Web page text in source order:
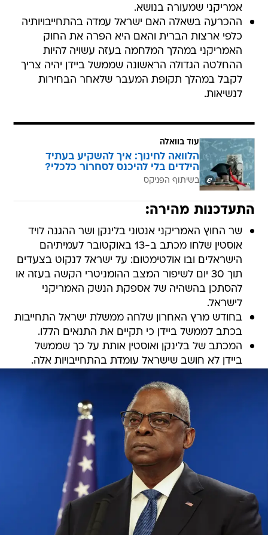
אמריקני שמעורה בנושא.
ההכרעה בשאלה האם ישראל עמדה בהתחייבויותיה
כלפי ארצות הברית והאם היא הפרה את החוק
האמריקני במהלך המלחמה בעזה עשויה להיות
ההחלטה הגדולה הראשונה שממשל ביידן יהיה צריך
לקבל במהלך תקופת המעבר שלאחר הבחירות
לנשיאות.
עוד בוואלה
הלוואה לחינוך: איך להשקיע בעתיד
הילדים בלי להיכנס לסחרור כלכלי?
בשיתוף הפניקס
התעדכנות מהירה:
שר החוץ האמריקני אנטוני בלינקן ושר ההגנה לויד
אוסטין שלחו מכתב ב-13 באוקטובר לעמיתיהם
הישראלים ובו אולטימטום: על ישראל לנקוט בצעדים
תוך 30 יום לשיפור המצב ההומניטרי הקשה בעזה או
להסתכן בהשהיה של אספקת הנשק האמריקני
לישראל.
בחודש מרץ האחרון שלחה ממשלת ישראל התחייבות
בכתב לממשל ביידן כי תקיים את התנאים הללו.
המכתב של בלינקן ואוסטין אותת על כך שממשל
ביידן לא חושב שישראל עומדת בהתחייבויות אלה.